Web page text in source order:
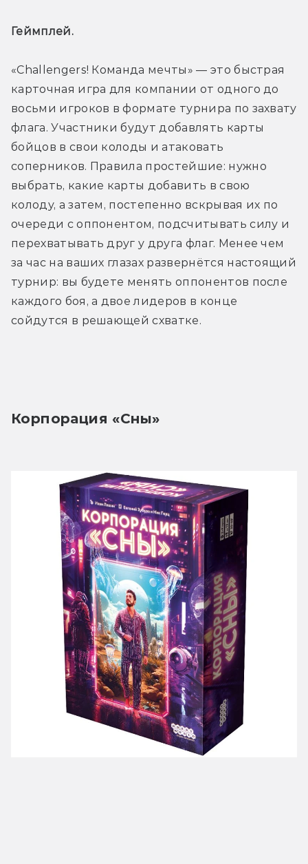
Геймплей.
«Challengers! Команда мечты» — это быстрая
карточная игра для компании от одного до
восьми игроков в формате турнира по захвату
флага. Участники будут добавлять карты
бойцов в свои колоды и атаковать
соперников. Правила простейшие: нужно
выбрать, какие карты добавить в свою
колоду, а затем, постепенно вскрывая их по
очереди с оппонентом, подсчитывать силу и
перехватывать друг у друга флаг. Менее чем
за час на ваших глазах развернётся настоящий
турнир: вы будете менять оппонентов после
каждого боя, а двое лидеров в конце
сойдутся в решающей схватке.
Корпорация «Сны»